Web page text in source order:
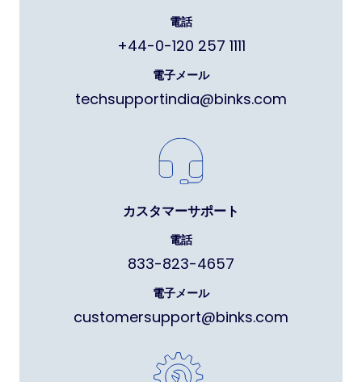
電話
+44-0-120 257 1111
電子メール
techsupportindia@binks.com
カスタマーサポート
電話
833-823-4657
電子メール
customersupport@binks.com